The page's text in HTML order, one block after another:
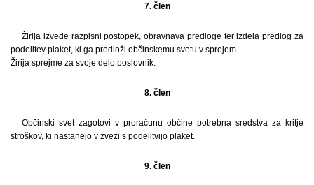
7. člen
Žirija izvede razpisni postopek, obravnava predloge ter izdela predlog za
podelitev plaket, ki ga predloži občinskemu svetu v sprejem.
Žirija sprejme za svoje delo poslovnik.
8. člen
Občinski svet zagotovi v proračunu občine potrebna sredstva za kritje
stroškov, ki nastanejo v zvezi s podelitvijo plaket.
9. člen